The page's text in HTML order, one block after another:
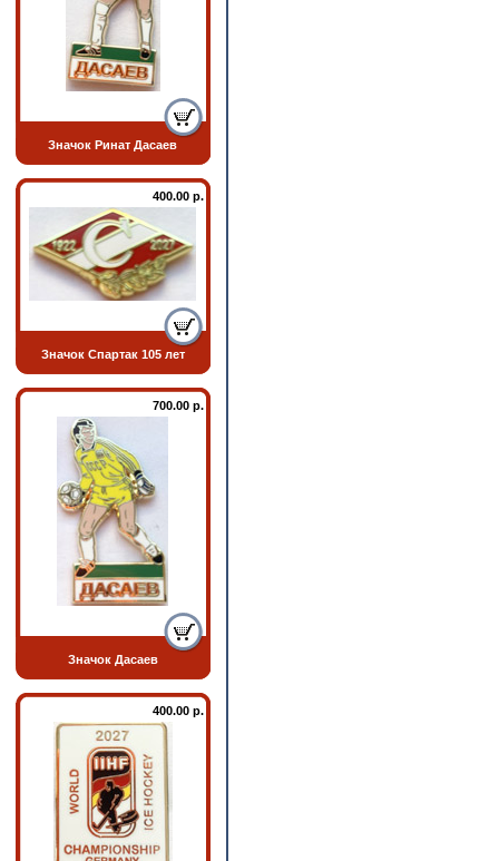
Значок Ринат Дасаев
400.00 р.
Значок Спартак 105 лет
700.00 р.
Значок Дасаев
400.00 р.